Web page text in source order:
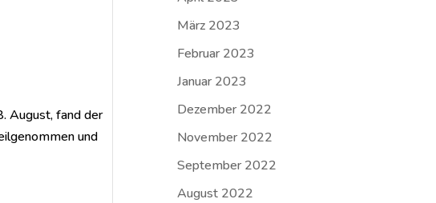
August, fand der
und
März 2023
Februar 2023
Januar 2023
Dezember 2022
November 2022
September 2022
August 2022